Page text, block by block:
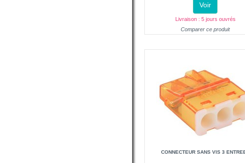
Voir
Livraison : 5 jours ouvrés
Comparer ce produit
CONNECTEUR SANS VIS 3